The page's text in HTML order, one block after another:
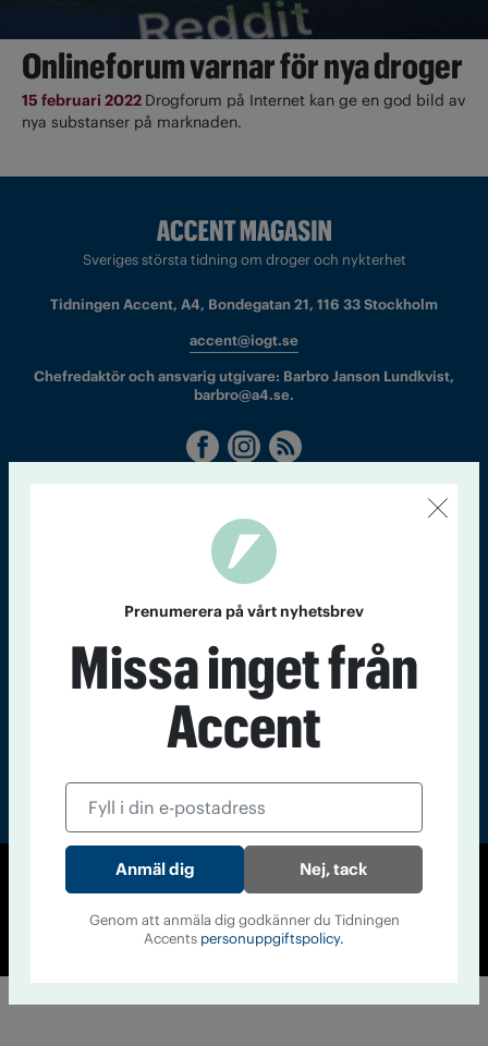
Onlineforum varnar för nya droger
15 februari 2022 Drogforum på Internet kan ge en god bild av
nya substanser på marknaden.
Sveriges största tidning om droger och nykterhet
Tidningen Accent, A4, Bondegatan 21, 116 33 Stockholm
accent@iogt.se
Chefredaktör och ansvarig utgivare: Barbro Janson Lundkvist,
barbro@a4.se.
nummer av
Accent
© Tidningen Accent 2026
Cookiepolicy
Personuppgiftspolicy
Prenumerera på vårt nyhetsbrev
Missa inget från
Accent
Nej, tack
Genom att anmäla dig godkänner du Tidningen
Accents personuppgiftspolicy.